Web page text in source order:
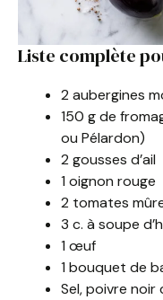
Liste complète
2 aubergines
150 g de
ou Pélardon)
2 gousses d’ail
1 oignon rouge
2 tomates
3 c. à soupe
1 œuf
1 bouquet de
Sel, poivre noir